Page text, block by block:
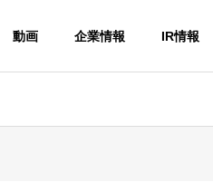
動画 企業情報 IR情報